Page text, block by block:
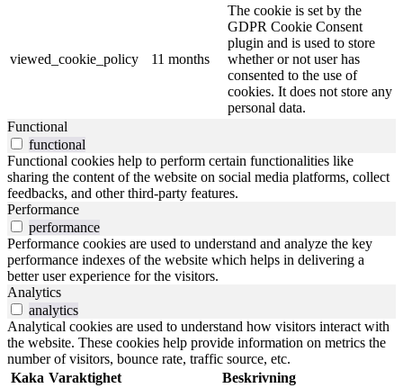
viewed_cookie_policy 11 months
The cookie is set by the
GDPR Cookie Consent
plugin and is used to store
whether or not user has
consented to the use of
cookies. It does not store any
personal data.
Functional
functional
Functional cookies help to perform certain functionalities like
sharing the content of the website on social media platforms, collect
feedbacks, and other third-party features.
Performance
performance
Performance cookies are used to understand and analyze the key
performance indexes of the website which helps in delivering a
better user experience for the visitors.
Analytics
analytics
Analytical cookies are used to understand how visitors interact with
the website. These cookies help provide information on metrics the
number of visitors, bounce rate, traffic source, etc.
Kaka Varaktighet Beskrivning